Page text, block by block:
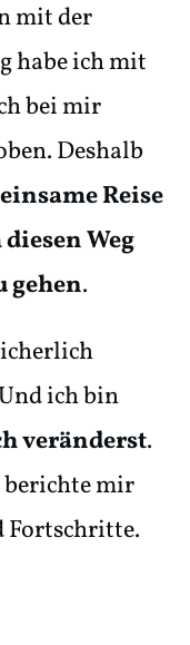
mit der
habe ich mit
bei mir
Deshalb
Reise
Weg
gehen.
ich bin
veränderst.
mir
Fortschritte.